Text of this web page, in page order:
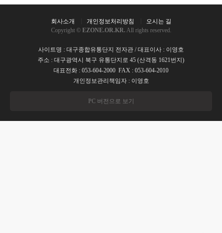
회사소개 개인정보처리방침
오시는 길
Copyright © EZONE.OR.KR. All rights reserved.
사이트명 : 대구종합유통단지 전자관 / 대표이사 : 이영호
주소 : 대구광역시 북구 유통단지로 45 (산격동 1621번지)
대표전화 : 053-604-2000 FAX : 053-604-2010
개인정보관리책임자 : 이영호
PC 버전으로 보기